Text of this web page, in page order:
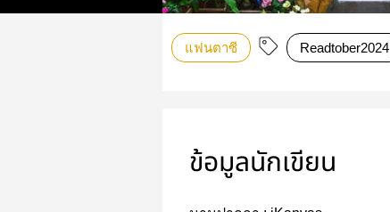
แฟนตาซี Readtober2024
ข้อมูลนักเขียน